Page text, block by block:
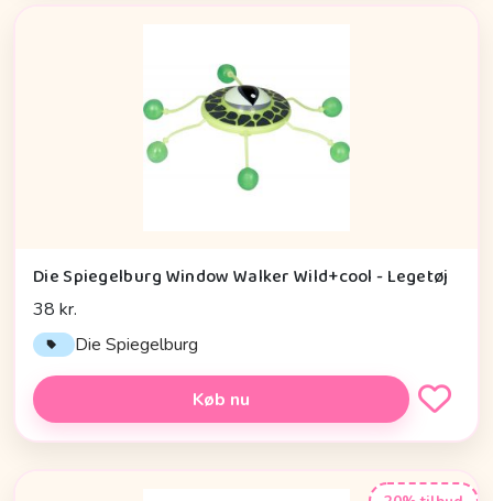
Die Spiegelburg Window Walker Wild+cool - Legetøj
38 kr.
Die Spiegelburg
Køb nu